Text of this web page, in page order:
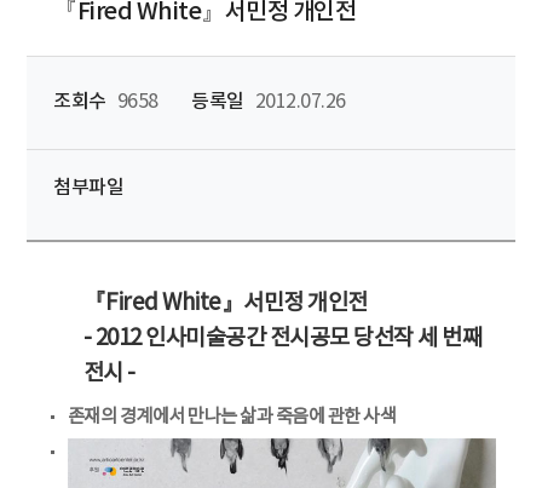
『Fired White』서민정 개인전
조회수 9658 등록일 2012.07.26
첨부파일
『Fired White』서민정 개인전
- 2012 인사미술공간 전시공모 당선작 세 번째
전시 -
존재의 경계에서 만나는 삶과 죽음에 관한 사색